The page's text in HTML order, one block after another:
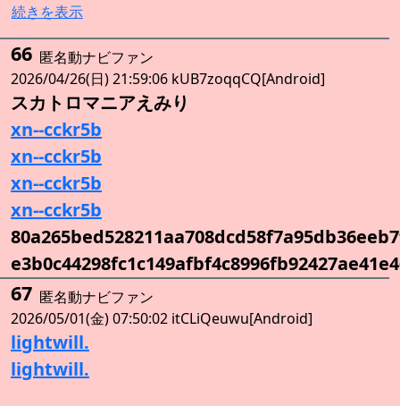
続きを表示
66 匿名動ナビファン
2026/04/26(日) 21:59:06 kUB7zoqqCQ[Android]
スカトロマニアえみり
xn--cckr5b
xn--cckr5b
xn--cckr5b
xn--cckr5b
67 匿名動ナビファン
2026/05/01(金) 07:50:02 itCLiQeuwu[Android]
lightwill.
lightwill.